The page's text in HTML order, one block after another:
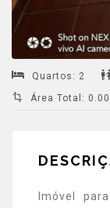
Quartos : 2
Área Total :
Imóvel